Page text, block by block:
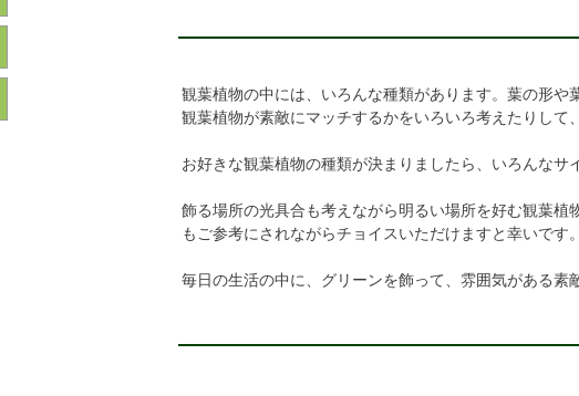
観葉植物の中には、いろんな種類があります。葉の形
観葉植物が素敵にマッチするかをいろいろ考えたりして
お好きな観葉植物の種類が決まりましたら、いろんなサ
飾る場所の光具合も考えながら明るい場所を好む観葉
もご参考にされながらチョイスいただけますと幸いです。
毎日の生活の中に、グリーンを飾って、雰囲気がある素